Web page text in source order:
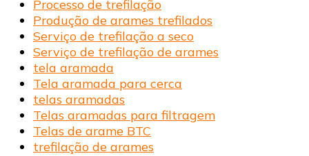
Processo de trefilação
Produção de arames trefilados
Serviço de trefilação a seco
Serviço de trefilação de arames
tela aramada
Tela aramada para cerca
telas aramadas
Telas aramadas para filtragem
Telas de arame BTC
trefilação de arames